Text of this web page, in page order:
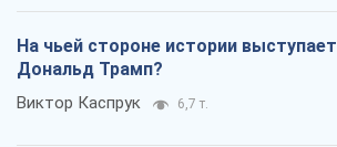
На чьей стороне истории выступает
Дональд Трамп?
Виктор Каспрук 6,7 т.